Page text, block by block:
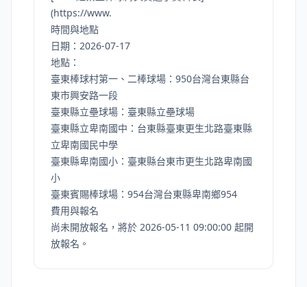
(https://www.
時間與地點
日期：2026-07-17
地點：
臺東棒球村第一、二棒球場：950台灣台東縣台
東市興安路一段
臺東縣立壘球場：臺東縣立壘球場
臺東縣立卑南國中：台東縣臺東更生北路臺東縣
立卑南國民中學
臺東縣卑南國小：臺東縣台東市更生北路卑南國
小
臺東賓賜棒球場：954台灣台東縣卑南鄉954
費用與報名
尚未開放報名，將於 2026-05-11 09:00:00 起開
放報名。